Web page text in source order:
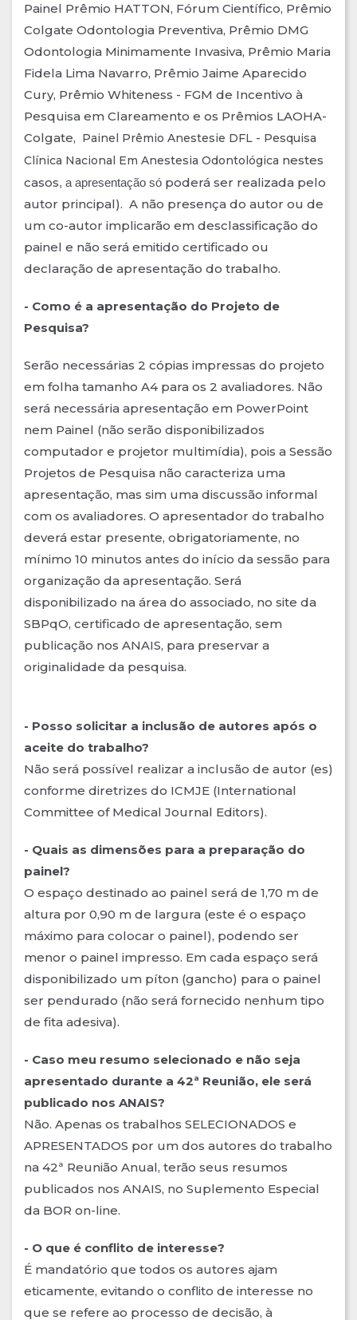
Painel Prêmio HATTON, Fórum Científico, Prêmio
Colgate Odontologia Preventiva, Prêmio DMG
Odontologia Minimamente Invasiva, Prêmio Maria
Fidela Lima Navarro, Prêmio Jaime Aparecido
Cury, Prêmio Whiteness - FGM de Incentivo à
Pesquisa em Clareamento e os Prêmios LAOHA-
Colgate, Painel Prêmio Anestesie DFL - Pesquisa
Clínica Nacional Em Anestesia Odontológica nestes
casos, a apresentação só poderá ser realizada pelo
autor principal). A não presença do autor ou de
um co-autor implicarão em desclassificação do
painel e não será emitido certificado ou
declaração de apresentação do trabalho.
- Como é a apresentação do Projeto de
Pesquisa?
Serão necessárias 2 cópias impressas do projeto
em folha tamanho A4 para os 2 avaliadores. Não
será necessária apresentação em PowerPoint
nem Painel (não serão disponibilizados
computador e projetor multimídia), pois a Sessão
Projetos de Pesquisa não caracteriza uma
apresentação, mas sim uma discussão informal
com os avaliadores. O apresentador do trabalho
deverá estar presente, obrigatoriamente, no
mínimo 10 minutos antes do início da sessão para
organização da apresentação. Será
disponibilizado na área do associado, no site da
SBPqO, certificado de apresentação, sem
publicação nos ANAIS, para preservar a
originalidade da pesquisa.
- Posso solicitar a inclusão de autores após o
aceite do trabalho?
Não será possível realizar a inclusão de autor (es)
conforme diretrizes do ICMJE (International
Committee of Medical Journal Editors).
- Quais as dimensões para a preparação do
painel?
O espaço destinado ao painel será de 1,70 m de
altura por 0,90 m de largura (este é o espaço
máximo para colocar o painel), podendo ser
menor o painel impresso. Em cada espaço será
disponibilizado um píton (gancho) para o painel
ser pendurado (não será fornecido nenhum tipo
de fita adesiva).
- Caso meu resumo selecionado e não seja
apresentado durante a 42ª Reunião, ele será
publicado nos ANAIS?
Não. Apenas os trabalhos SELECIONADOS e
APRESENTADOS por um dos autores do trabalho
na 42ª Reunião Anual, terão seus resumos
publicados nos ANAIS, no Suplemento Especial
da BOR on-line.
- O que é conflito de interesse?
É mandatório que todos os autores ajam
eticamente, evitando o conflito de interesse no
que se refere ao processo de decisão, à